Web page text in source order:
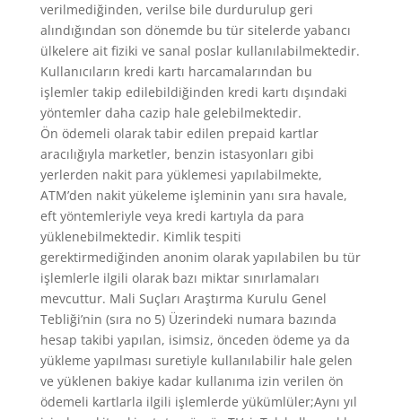
verilmediğinden, verilse bile durdurulup geri
alındığından son dönemde bu tür sitelerde yabancı
ülkelere ait fiziki ve sanal poslar kullanılabilmektedir.
Kullanıcıların kredi kartı harcamalarından bu
işlemler takip edilebildiğinden kredi kartı dışındaki
yöntemler daha cazip hale gelebilmektedir.
Ön ödemeli olarak tabir edilen prepaid kartlar
aracılığıyla marketler, benzin istasyonları gibi
yerlerden nakit para yüklemesi yapılabilmekte,
ATM’den nakit yükeleme işleminin yanı sıra havale,
eft yöntemleriyle veya kredi kartıyla da para
yüklenebilmektedir. Kimlik tespiti
gerektirmediğinden anonim olarak yapılabilen bu tür
işlemlerle ilgili olarak bazı miktar sınırlamaları
mevcuttur. Mali Suçları Araştırma Kurulu Genel
Tebliği’nin (sıra no 5) Üzerindeki numara bazında
hesap takibi yapılan, isimsiz, önceden ödeme ya da
yükleme yapılması suretiyle kullanılabilir hale gelen
ve yüklenen bakiye kadar kullanıma izin verilen ön
ödemeli kartlarla ilgili işlemlerde yükümlüler;Aynı yıl